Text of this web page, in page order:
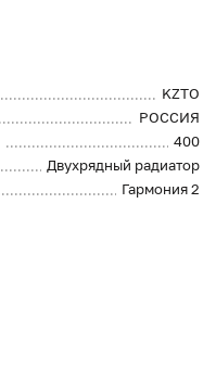
KZTO
РОССИЯ
400
Двухрядный радиатор
Гармония 2